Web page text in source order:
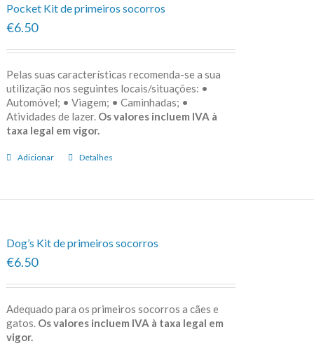
Pocket Kit de primeiros socorros
€6.50
Pelas suas características recomenda-se a sua
utilização nos seguintes locais/situações: •
Automóvel; • Viagem; • Caminhadas; •
Atividades de lazer. Os valores incluem IVA à
taxa legal em vigor.
Adicionar Detalhes
Dog’s Kit de primeiros socorros
€6.50
Adequado para os primeiros socorros a cães e
gatos. Os valores incluem IVA à taxa legal em
vigor.